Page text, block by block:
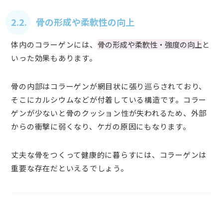
2.2. 骨の形成や柔軟性の向上
体内のコラーゲンには、 骨の形成や柔軟性・強度の向上と
いった効果もあります。
骨の内部はコラーゲンが網目状に張り巡らされており、
そこにカルシウムなどが付着している構造です。コラー
ゲンが少ないと骨のクッション性が失われるため、外部
からの衝撃に弱くなり、ケガの原因にもなります。
丈夫な骨をつくって健康的に暮らすには、コラーゲンは
重要な存在だといえるでしょう。